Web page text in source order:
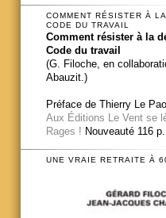
COMMENT RÉSISTER À
CODE DU TRAVAIL
Comment résister à la
Code du travail
(G. Filoche, en
Abauzit.)
Préface de Thierry Le
Aux Éditions Le Vent se
Rages ! Nouveauté 116
UNE VRAIE RETRAITE À